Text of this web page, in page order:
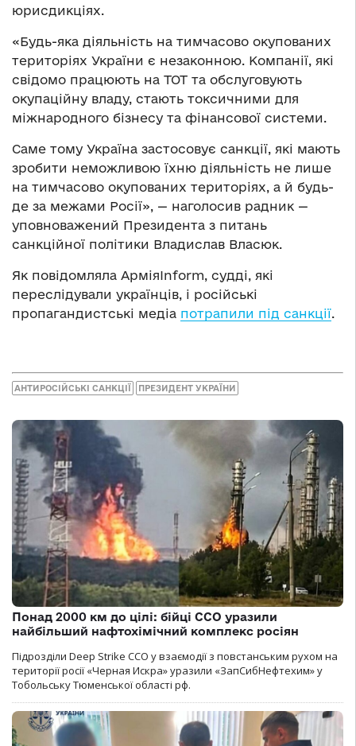
юрисдикціях.
«Будь-яка діяльність на тимчасово окупованих
територіях України є незаконною. Компанії, які
свідомо працюють на ТОТ та обслуговують
окупаційну владу, стають токсичними для
міжнародного бізнесу та фінансової системи.
Саме тому Україна застосовує санкції, які мають
зробити неможливою їхню діяльність не лише
на тимчасово окупованих територіях, а й будь-
де за межами Росії», — наголосив радник —
уповноважений Президента з питань
санкційної політики Владислав Власюк.
Як повідомляла АрміяInform, судді, які
переслідували українців, і російські
пропагандистські медіа потрапили під санкції
АНТИРОСІЙСЬКІ САНКЦІЇ ПРЕЗИДЕНТ УКРАЇНИ
Понад 2000 км до цілі: бійці ССО уразили
найбільший нафтохімічний комплекс росіян
Підрозділи Deep Strike ССО у взаємодії з повстанським рухом на
території росії «Черная Искра» уразили «ЗапСибНефтехим» у
Тобольську Тюменської області рф.